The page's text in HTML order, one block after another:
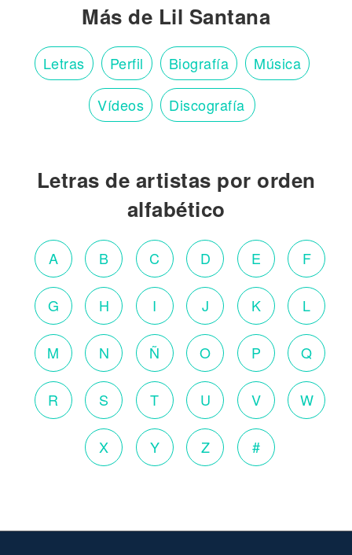
Más de Lil Santana
Letras Perfil Biografía Música
Vídeos Discografía
Letras de artistas por orden
alfabético
A B C D E F
G H I J K L
M N Ñ O P Q
R S T U V W
X Y Z #